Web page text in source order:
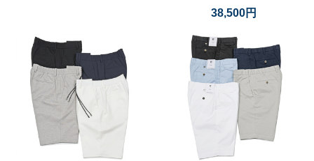
38,500円